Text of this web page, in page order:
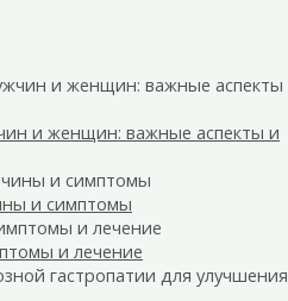
и женщин: важные аспекты и
и симптомы
и лечение